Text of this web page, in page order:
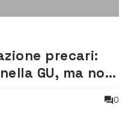
precari:
GU, ma non
0